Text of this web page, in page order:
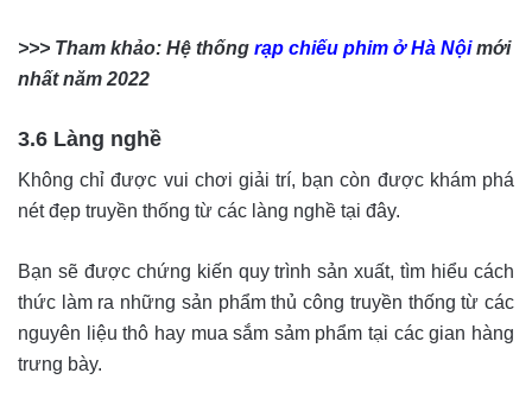
>>> Tham khảo: Hệ thống rạp chiếu phim ở Hà Nộimới
nhất năm 2022
3.6 Làng nghề
Không chỉ được vui chơi giải trí, bạn còn được khám phá
nét đẹp truyền thống từ các làng nghề tại đây.
Bạn sẽ được chứng kiến quy trình sản xuất, tìm hiểu cách
thức làm ra những sản phẩm thủ công truyền thống từ các
nguyên liệu thô hay mua sắm sảm phẩm tại các gian hàng
trưng bày.